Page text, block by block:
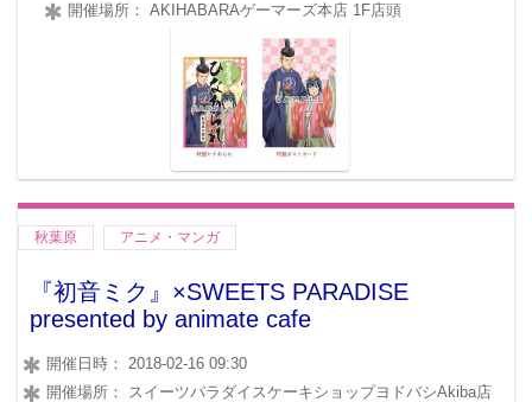
開催場所： AKIHABARAゲーマーズ本店 1F店頭
秋葉原 アニメ・マンガ
『初音ミク』×SWEETS PARADISE
presented by animate cafe
開催日時： 2018-02-16 09:30
開催場所： スイーツパラダイスケーキショップヨドバシAkiba店